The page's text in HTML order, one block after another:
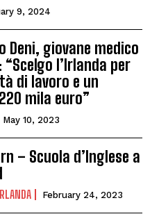
9, 2024
Deni, giovane medico
l’Irlanda per
di lavoro e un
mila euro”
May 10, 2023
– Scuola d’Inglese a
February 24, 2023